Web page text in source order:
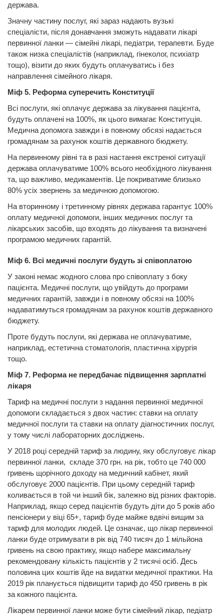
держава.
Значну частину послуг, які зараз надають вузькі
спеціалісти, після донавчання зможуть надавати лікарі
первинної ланки — сімейні лікарі, педіатри, терапевти. Буде
також низка спеціалістів (наприклад, гінеколог, психіатр
тощо), візити до яких будуть оплачуватись і без
направлення сімейного лікаря.
Міф 5. Реформа суперечить Конституції
Всі послуги, які оплачує держава за лікування пацієнта,
будуть оплачені на 100%, як цього вимагає Конституція.
Медична допомога завжди і в повному обсязі надається
громадянам за рахунок коштів державного бюджету.
На первинному рівні та в разі настання екстреної ситуації
держава оплачуватиме 100% всього необхідного лікування
та, що важливо, медикаментів. Це покриватиме близько
80% усіх звернень за медичною допомогою.
На вторинному і третинному рівнях держава гарантує 100%
оплату медичної допомоги, інших медичних послуг та
лікарських засобів, що входять до лікування та визначені
програмою медичних гарантій.
Міф 6. Всі медичні послуги будуть зі співоплатою
У законі немає жодного слова про співоплату з боку
пацієнта. Медичні послуги, що увійдуть до програми
медичних гарантій, завжди і в повному обсязі на 100%
надаватимуться громадянам за рахунок коштів державного
бюджету.
Проте будуть послуги, які держава не оплачуватиме,
наприклад, естетична стоматологія, пластична хірургія
тощо.
Міф 7. Реформа не передбачає підвищення зарплатні
лікаря
Тариф на медичні послуги з надання первинної медичної
допомоги складається з двох частин: ставки на оплату
медичної послуги та ставки на оплату діагностичних послуг,
у тому числі лабораторних досліджень.
У 2018 році середній тариф за людину, яку обслуговує лікар
первинної ланки, складе 370 грн. на рік, тобто це 740 000
гривень щорічного доходу на медичний кабінет, який
обслуговує 2000 пацієнтів. При цьому середній тариф
коливається в той чи інший бік, залежно від різних факторів.
Наприклад, якщо серед пацієнтів будуть діти до 5 років або
пенсіонери у віці 65+, тариф буде майже вдвічі вищим за
тариф для молодих людей. Це означає, що лікар первинної
ланки буде отримувати в рік від 740 тисяч до 1 мільйона
гривень на свою практику, якщо набере максимальну
рекомендовану кількість пацієнтів у 2 тисячі осіб. Десь
половина цих коштів йде на видатки медичної практики. На
2019 рік планується підвищити тариф до 450 гривень в рік
за кожного пацієнта.
Лікарем первинної ланки може бути сімейний лікар, педіатр